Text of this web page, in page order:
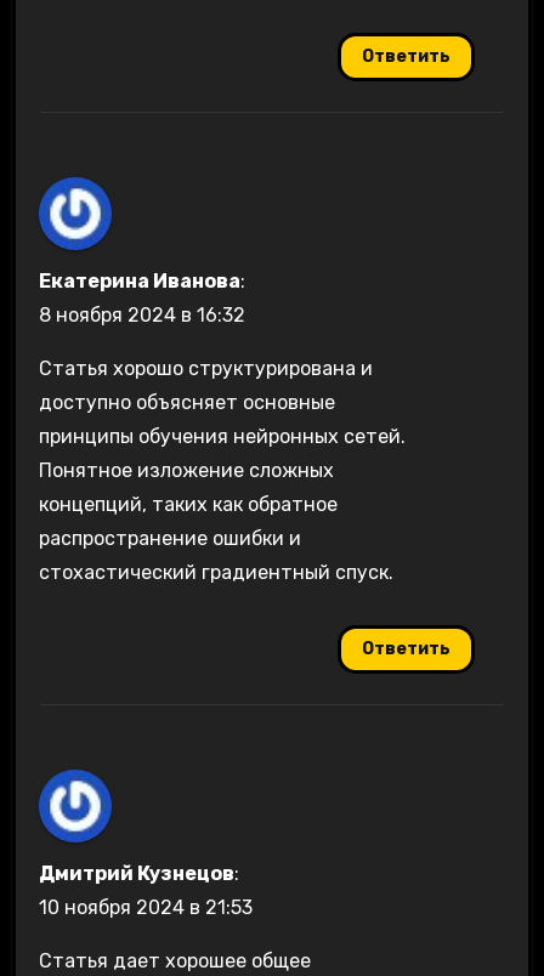
Ответить
Екатерина Иванова:
8 ноября 2024 в 16:32
Статья хорошо структурирована и
доступно объясняет основные
принципы обучения нейронных сетей.
Понятное изложение сложных
концепций, таких как обратное
распространение ошибки и
стохастический градиентный спуск.
Ответить
Дмитрий Кузнецов:
10 ноября 2024 в 21:53
Статья дает хорошее общее